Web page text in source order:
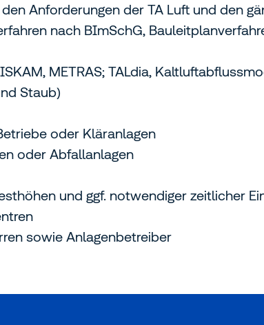
Anforderungen der TA Luft und den
nach BImSchG,
METRAS; TALdia,
Staub)
oder Kläranlagen
oder Abfallanlagen
und ggf. notwendiger zeitlicher
sowie Anlagenbetreiber